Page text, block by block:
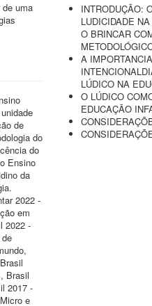
uma
de
do
do
Ensino
da
2022 -
em
2022 -
Brasil
2017 -
e
INTRODUÇÃO:
LUDICIDADE
O BRINCAR
A
LÚDICO NA
O LÚDICO
EDUCAÇÃO